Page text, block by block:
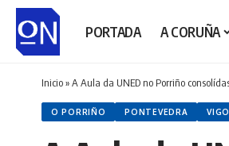
PORTADA A CORUÑA
Inicio»A Aula da UNED no Porriño
O PORRIÑO PONTEVEDRA VIGO